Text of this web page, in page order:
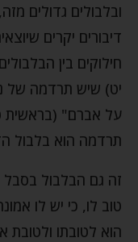
ובלבולים גדולים
דיבורים יקרים
חילוקים בין
יט) שיש תרדמה של
על אברם" (בראשית
תרדמה הוא בלבול
זה גם הבלבול
טוב לו, כי יש לו
הוא לטובתו